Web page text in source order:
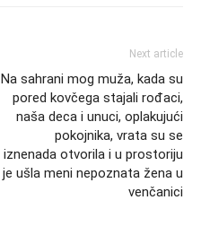
Next article
Na sahrani mog muža, kada su
pored kovčega stajali rođaci,
naša deca i unuci, oplakujući
pokojnika, vrata su se
iznenada otvorila i u prostoriju
je ušla meni nepoznata žena u
venčanici